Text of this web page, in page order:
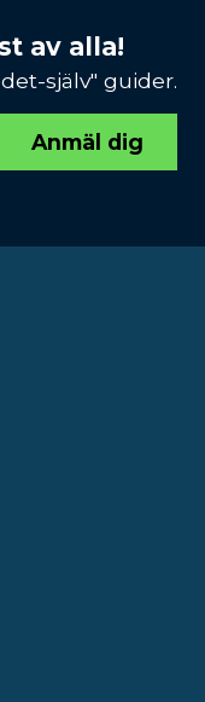
av alla!
själv" guider.
Anmäl dig